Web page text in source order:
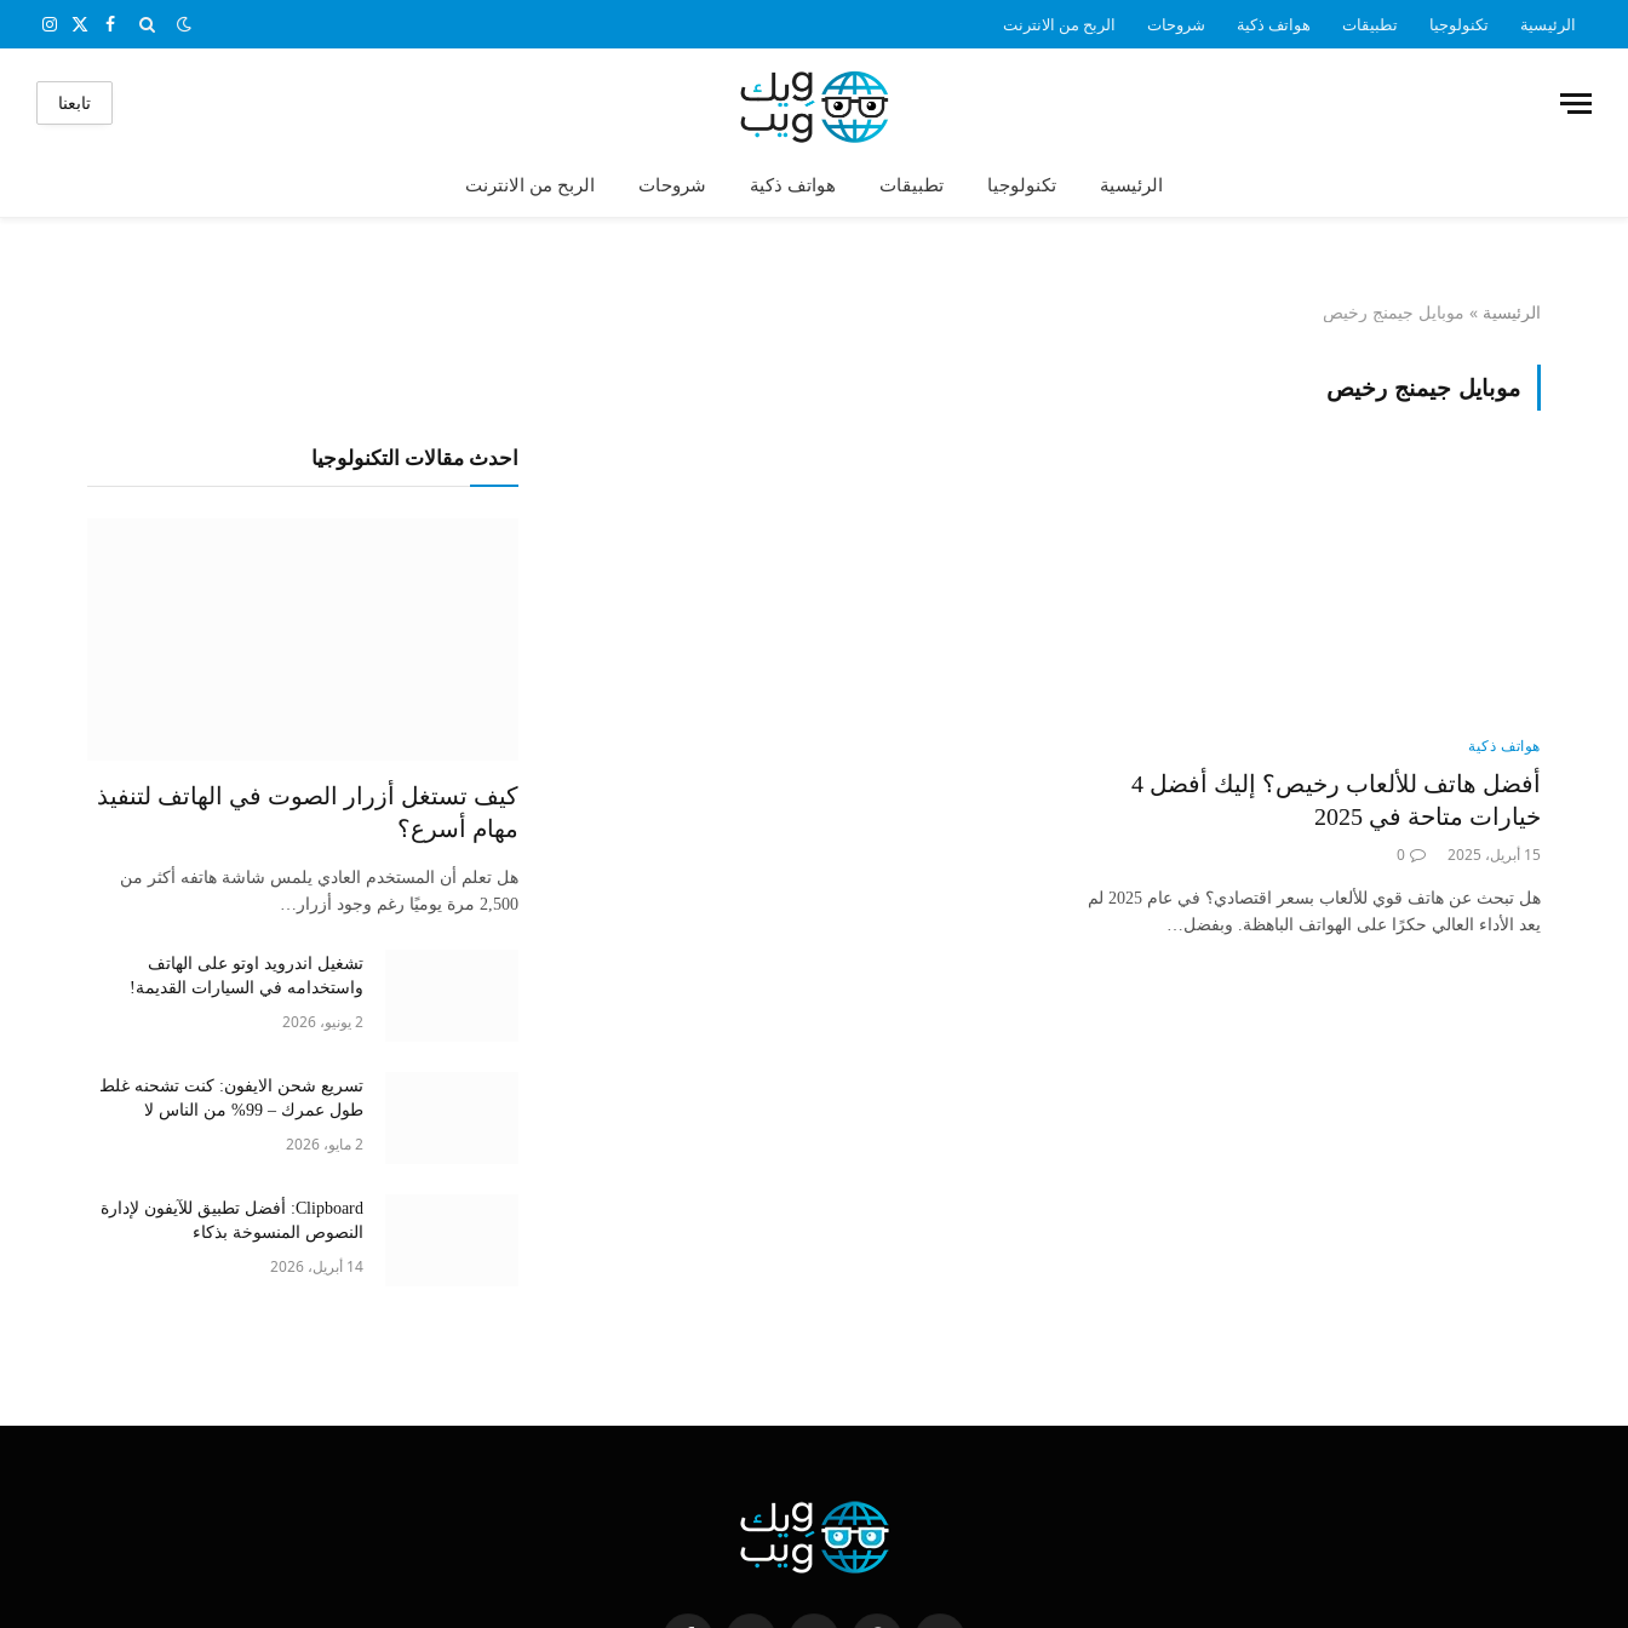
الرئيسية تكنولوجيا تطبيقات هواتف ذكية شروحات الربح من الانترنت فيسبوك
X
تابعنا
الرئيسية تكنولوجيا تطبيقات هواتف ذكية شروحات الربح من الانترنت
الرئيسية » موبايل جيمنج رخيص
موبايل جيمنج رخيص
هواتف ذكية
أفضل هاتف للألعاب رخيص؟ إليك أفضل 4
خيارات متاحة في 2025
15 أبريل، 2025 0
هل تبحث عن هاتف قوي للألعاب بسعر اقتصادي؟ في عام 2025 لم
يعد الأداء العالي حكرًا على الهواتف الباهظة. وبفضل…
احدث مقالات التكنولوجيا
كيف تستغل أزرار الصوت في الهاتف لتنفيذ
مهام أسرع؟
هل تعلم أن المستخدم العادي يلمس شاشة هاتفه أكثر من
2,500 مرة يوميًا رغم وجود أزرار…
تشغيل اندرويد اوتو على الهاتف
واستخدامه في السيارات القديمة!
2 يونيو، 2026
تسريع شحن الايفون: كنت تشحنه غلط
طول عمرك – 99% من الناس لا
يعرفونها2 مايو، 2026
Clipboard: أفضل تطبيق للآيفون لإدارة
النصوص المنسوخة بذكاء
14 أبريل، 2026